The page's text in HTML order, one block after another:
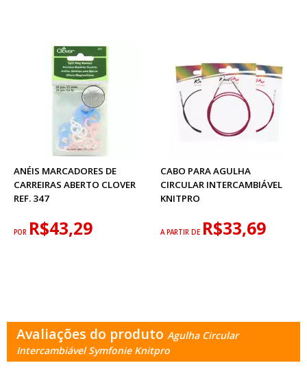
ANÉIS MARCADORES DE
CARREIRAS ABERTO CLOVER
REF. 347
POR R$43,29
CABO PARA AGULHA
CIRCULAR INTERCAMBIÁVEL
KNITPRO
A PARTIR DE R$33,69
Avaliações do produto Agulha Circular
Intercambiável Symfonie Knitpro